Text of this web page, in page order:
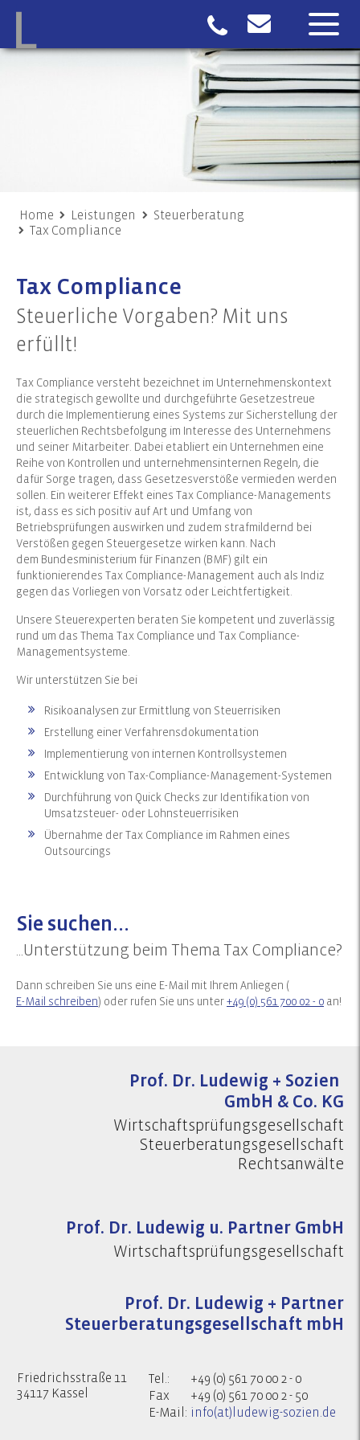
Home Leistungen
Steuerberatung
Tax Compliance
Tax Compliance
Steuerliche Vorgaben? Mit uns
erfüllt!
Tax Compliance versteht bezeichnet im Unternehmenskontext
die strategisch gewollte und durchgeführte Gesetzestreue
durch die Implementierung eines Systems zur Sicherstellung der
steuerlichen Rechtsbefolgung im Interesse des Unternehmens
und seiner Mitarbeiter. Dabei etabliert ein Unternehmen eine
Reihe von Kontrollen und unternehmensinternen Regeln, die
dafür Sorge tragen, dass Gesetzesverstöße vermieden werden
sollen. Ein weiterer Effekt eines Tax Compliance-Managements
ist, dass es sich positiv auf Art und Umfang von
Betriebsprüfungen auswirken und zudem strafmildernd bei
Verstößen gegen Steuergesetze wirken kann. Nach
dem Bundesministerium für Finanzen (BMF) gilt ein
funktionierendes Tax Compliance-Management auch als Indiz
gegen das Vorliegen von Vorsatz oder Leichtfertigkeit.
Unsere Steuerexperten beraten Sie kompetent und zuverlässig
rund um das Thema Tax Compliance und Tax Compliance-
Managementsysteme.
Wir unterstützen Sie bei
Risikoanalysen zur Ermittlung von Steuerrisiken
Erstellung einer Verfahrensdokumentation
Implementierung von internen Kontrollsystemen
Entwicklung von Tax-Compliance-Management-Systemen
Durchführung von Quick Checks zur Identifikation von
Umsatzsteuer- oder Lohnsteuerrisiken
Übernahme der Tax Compliance im Rahmen eines
Outsourcings
Sie suchen...
...Unterstützung beim Thema Tax Compliance?
Dann schreiben Sie uns eine E-Mail mit Ihrem Anliegen (
E-Mail schreiben) oder rufen Sie uns unter+49 (0) 561 700 02 - 0 an!
Prof. Dr. Ludewig + Sozien
GmbH & Co. KG
Wirtschaftsprüfungsgesellschaft
Steuerberatungsgesellschaft
Rechtsanwälte
Prof. Dr. Ludewig u. Partner GmbH
Wirtschaftsprüfungsgesellschaft
Prof. Dr. Ludewig + Partner
Steuerberatungsgesellschaft mbH
Friedrichsstraße 11
34117 Kassel
Tel.:
+49 (0) 561 70 00 2 - 0
Fax
+49 (0) 561 70 00 2 - 50
E-Mail: info(at)ludewig-sozien.de